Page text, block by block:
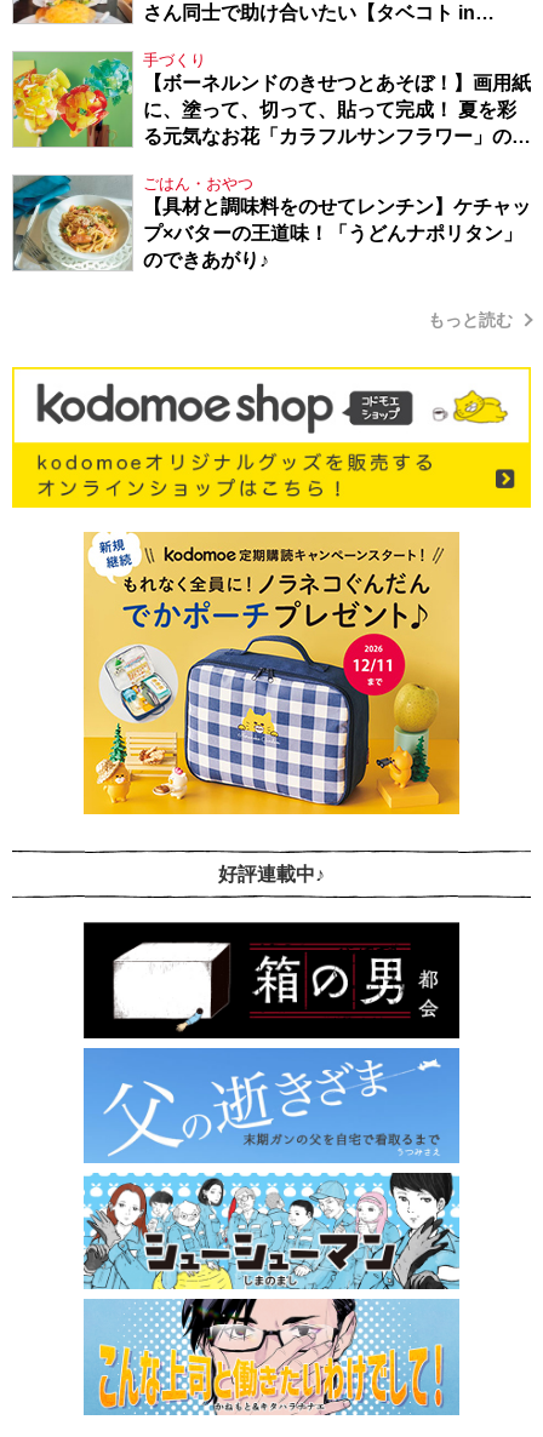
さん同士で助け合いたい【タベコト in
手づくり
【ボーネルンドのきせつとあそぼ！】画用紙
に、塗って、切って、貼って完成！ 夏を彩
る元気なお花「カラフルサンフラワー」の作
ごはん・おやつ
【具材と調味料をのせてレンチン】ケチャッ
プ×バターの王道味！「うどんナポリタン」
のできあがり♪
もっと読む
好評連載中♪